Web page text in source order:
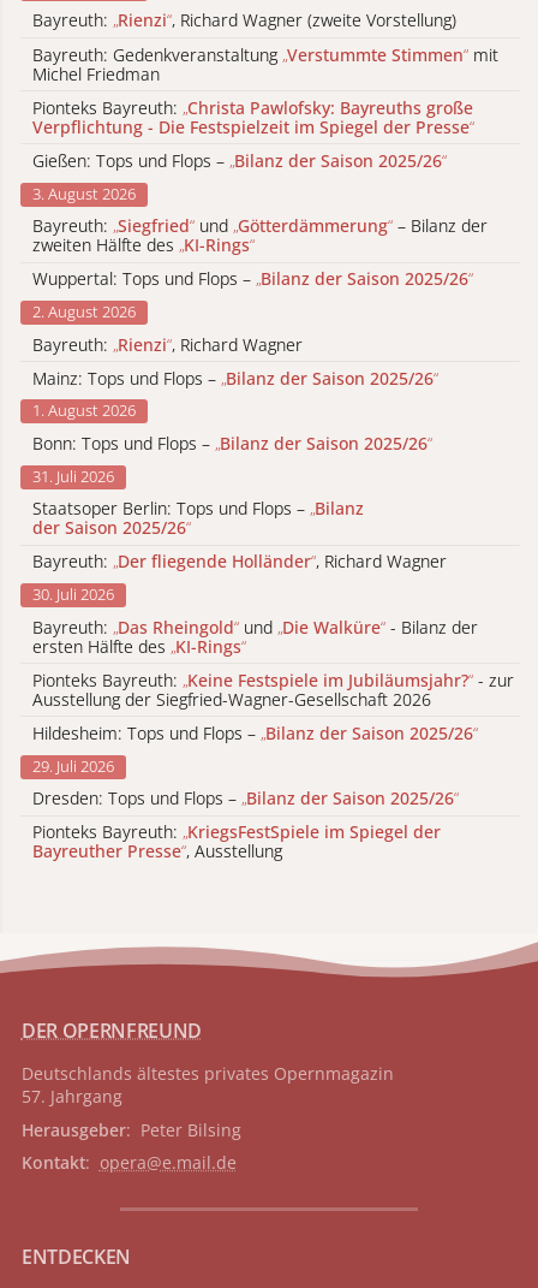
Bayreuth: „Rienzi“, Richard Wagner (zweite Vorstellung)
Bayreuth: Gedenkveranstaltung „Verstummte Stimmen“ mit
Michel Friedman
Pionteks Bayreuth: „Christa Pawlofsky: Bayreuths große
Verpflichtung - Die Festspielzeit im Spiegel der Presse“
Gießen: Tops und Flops – „Bilanz der Saison 2025/26“
3. August 2026
Bayreuth: „Siegfried“ und „Götterdämmerung“ – Bilanz der
zweiten Hälfte des „KI-Rings“
Wuppertal: Tops und Flops – „Bilanz der Saison 2025/26“
2. August 2026
Bayreuth: „Rienzi“, Richard Wagner
Mainz: Tops und Flops – „Bilanz der Saison 2025/26“
1. August 2026
Bonn: Tops und Flops – „Bilanz der Saison 2025/26“
31. Juli 2026
Staatsoper Berlin: Tops und Flops – „Bilanz
der Saison 2025/26“
Bayreuth: „Der fliegende Holländer“, Richard Wagner
30. Juli 2026
Bayreuth: „Das Rheingold“ und „Die Walküre“ - Bilanz der
ersten Hälfte des „KI-Rings“
Pionteks Bayreuth: „Keine Festspiele im Jubiläumsjahr?“ - zur
Ausstellung der Siegfried-Wagner-Gesellschaft 2026
Hildesheim: Tops und Flops – „Bilanz der Saison 2025/26“
29. Juli 2026
Dresden: Tops und Flops – „Bilanz der Saison 2025/26“
Pionteks Bayreuth: „KriegsFestSpiele im Spiegel der
Bayreuther Presse“, Ausstellung
DER OPERNFREUND
Deutschlands ältestes privates Opernmagazin
57. Jahrgang
Herausgeber: Peter Bilsing
Kontakt: opera@e.mail.de
ENTDECKEN